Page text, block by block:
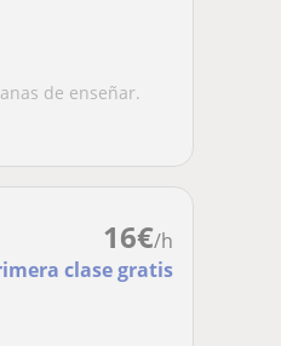
de enseñar.
16€/h
clase gratis